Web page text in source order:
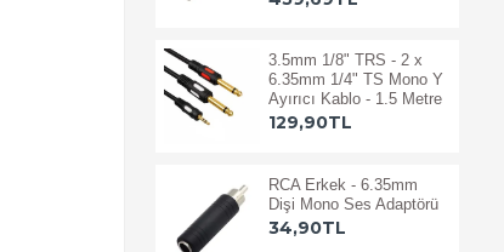
3.5mm 1/8" TRS - 2 x
6.35mm 1/4" TS Mono Y
Ayırıcı Kablo - 1.5 Metre
129,90TL
RCA Erkek - 6.35mm
Dişi Mono Ses Adaptörü
34,90TL